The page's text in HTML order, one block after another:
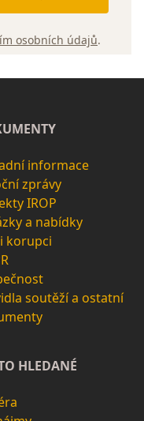
osobních údajů.
informace
zprávy
IROP
a nabídky
korupci
soutěží a ostatní
HLEDANÉ